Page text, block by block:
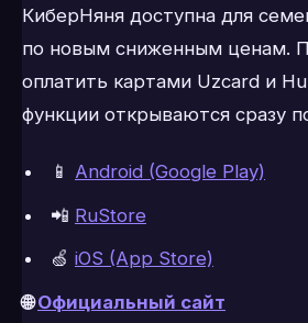
КиберНяня доступна для
по новым сниженным ценам.
оплатить картами Uzcard и
функции открываются сразу
📱 Android (Google Play)
📲 RuStore
🍏 iOS (App Store)
🌐Официальный сайт